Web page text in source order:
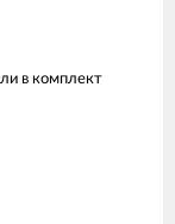
в комплект